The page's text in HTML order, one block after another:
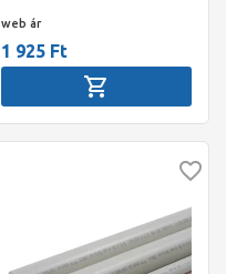
web ár
1 925 Ft